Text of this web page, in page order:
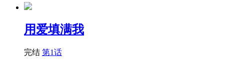
用爱填满我
完结 第1话